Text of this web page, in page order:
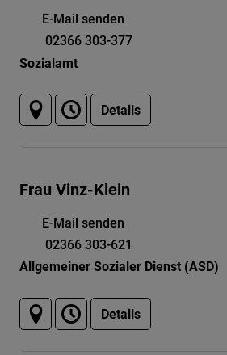
E-Mail senden
02366 303-377
Sozialamt
Details
Frau Vinz-Klein
E-Mail senden
02366 303-621
Allgemeiner Sozialer Dienst (ASD)
Details